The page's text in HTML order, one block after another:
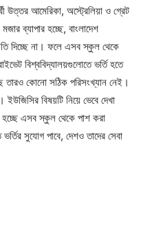
উত্তর আমেরিকা, অস্ট্রেলিয়া ও গ্রেট
ব্যাপার হচ্ছে, বাংলাদেশ
দিচ্ছে না। ফলে এসব স্কুল থেকে
বিশ্ববিদ্যালয়গুলোতে ভর্তি হতে
তারও কোনো সঠিক পরিসংখ্যান নেই।
বিষয়টি নিয়ে ভেবে দেখা
এসব স্কুল থেকে পাশ করা
ভর্তির সুযোগ পাবে, দেশও তাদের সেবা